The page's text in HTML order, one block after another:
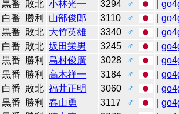
黒番 敗北 小林光一 3294 ♂ |
白番 勝利 山部俊郎 3110 ♂ |
黒番 敗北 大竹英雄 3340 ♂ |
白番 敗北 坂田栄男 3245 ♂ |
黒番 勝利 島村俊廣 3028 ♂ |
黒番 勝利 高木祥一 3184 ♂ |
白番 敗北 福井正明 3060 ♂ |
黒番 勝利 春山勇 3117 ♂ |